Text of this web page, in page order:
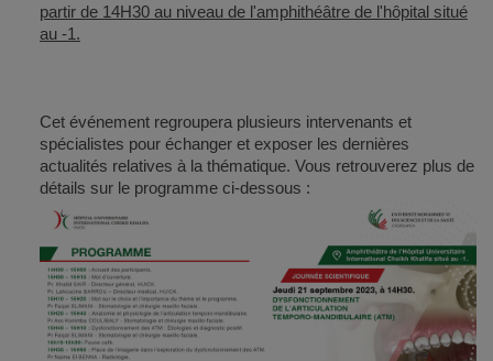
partir de 14H30 au niveau de l'amphithéâtre de l'hôpital situé
au -1.
Cet événement regroupera plusieurs intervenants et
spécialistes pour échanger et exposer les dernières
actualités relatives à la thématique. Vous retrouverez plus de
détails sur le programme ci-dessous :